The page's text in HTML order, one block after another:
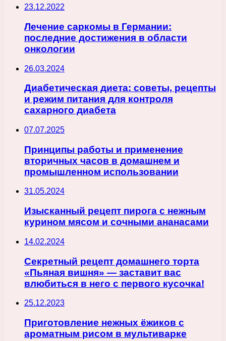
23.12.2022
Лечение саркомы в Германии:
последние достижения в области
онкологии
26.03.2024
Диабетическая диета: советы, рецепты
и режим питания для контроля
сахарного диабета
07.07.2025
Принципы работы и применение
вторичных часов в домашнем и
промышленном использовании
31.05.2024
Изысканный рецепт пирога с нежным
курином мясом и сочными ананасами
14.02.2024
Секретный рецепт домашнего торта
«Пьяная вишня» — заставит вас
влюбиться в него с первого кусочка!
25.12.2023
Приготовление нежных ёжиков с
ароматным рисом в мультиварке